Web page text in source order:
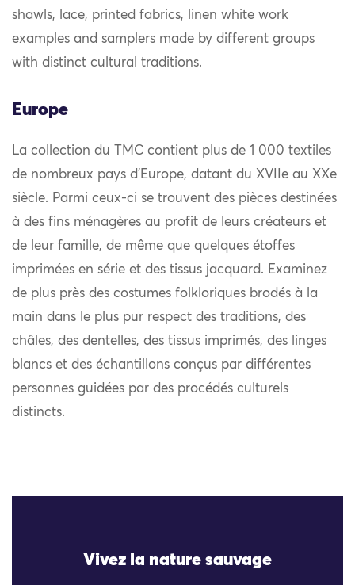
shawls, lace, printed fabrics, linen white work
examples and samplers made by different groups
with distinct cultural traditions.
Europe
La collection du TMC contient plus de 1 000 textiles
de nombreux pays d’Europe, datant du XVIIe au XXe
siècle. Parmi ceux-ci se trouvent des pièces destinées
à des fins ménagères au profit de leurs créateurs et
de leur famille, de même que quelques étoffes
imprimées en série et des tissus jacquard. Examinez
de plus près des costumes folkloriques brodés à la
main dans le plus pur respect des traditions, des
châles, des dentelles, des tissus imprimés, des linges
blancs et des échantillons conçus par différentes
personnes guidées par des procédés culturels
distincts.
Vivez la nature sauvage